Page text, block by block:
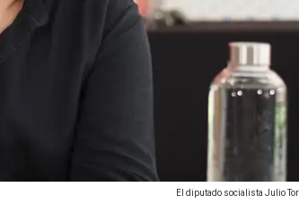
El diputado socialista Julio